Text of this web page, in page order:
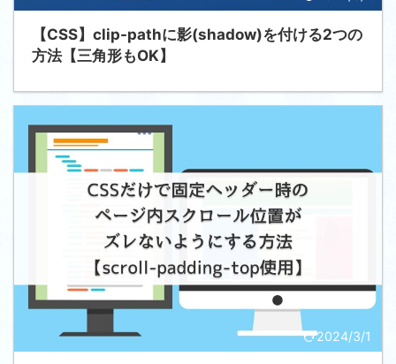
【CSS】clip-pathに影(shadow)を付ける2つの
方法【三角形もOK】
2024/3/1